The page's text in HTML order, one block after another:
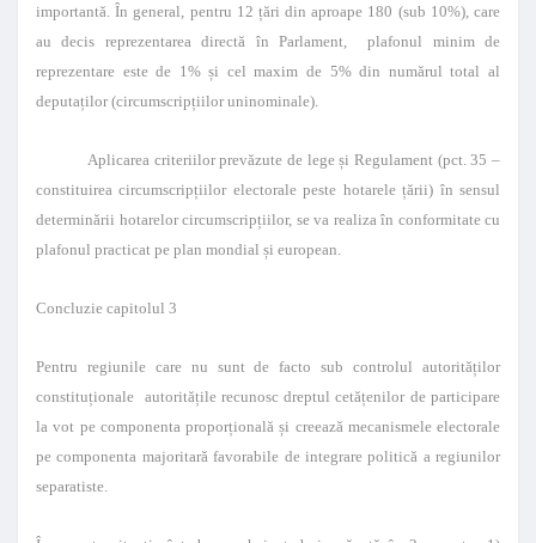
importantă. În general, pentru 12 țări din aproape 180 (sub 10%), care
au decis reprezentarea directă în Parlament, plafonul minim de
reprezentare este de 1% și cel maxim de 5% din numărul total al
deputaților (circumscripțiilor uninominale).
Aplicarea criteriilor prevăzute de lege și Regulament (pct. 35 –
constituirea circumscripțiilor electorale peste hotarele țării) în sensul
determinării hotarelor circumscripțiilor, se va realiza în conformitate cu
plafonul practicat pe plan mondial și european.
Concluzie capitolul 3
Pentru regiunile care nu sunt de facto sub controlul autorităților
constituționale autoritățile recunosc dreptul cetățenilor de participare
la vot pe componenta proporțională și creează mecanismele electorale
pe componenta majoritară favorabile de integrare politică a regiunilor
separatiste.